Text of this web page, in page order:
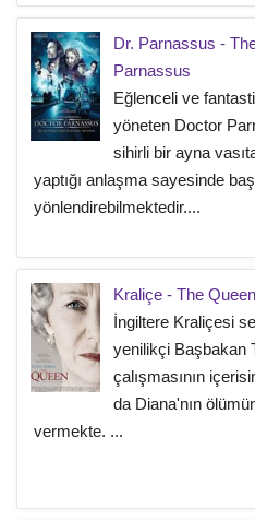
Dr. Parnassus -
Parnassus
Eğlenceli ve
yöneten Doctor
sihirli bir ayna
yaptığı anlaşma sayesinde
yönlendirebilmektedir....
Kraliçe - The Queen
İngiltere Kraliçesi
yenilikçi Başbakan
çalışmasının
da Diana'nın
vermekte. ...